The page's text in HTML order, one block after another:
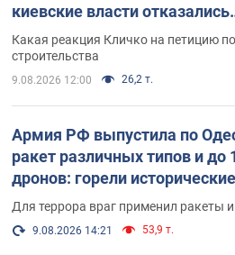
киевские власти отказались
остановить строительство
небоскреба "московского
верующего"
Какая реакция Кличко на петицию
строительства
9.08.2026 12:00 26,2 т.
Армия РФ выпустила по
ракет различных типов и до
дронов: горели исторические
здания, есть пострадавшие.
и видео
Для террора враг применил ракеты
9.08.2026 14:21 53,9 т.